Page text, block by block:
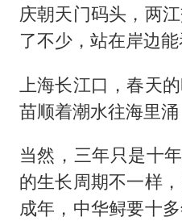
庆朝天门码头，两
了不少，站在岸边能
上海长江口，春天
苗顺着潮水往海里涌
当然，三年只是十
的生长周期不一样
成年，中华鲟要十